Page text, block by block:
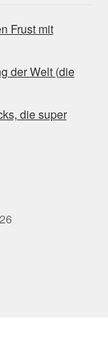
Frust mit
der Welt (die
die super